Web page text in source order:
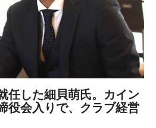
任した細貝萌氏。カイン
役会入りで、クラブ経営